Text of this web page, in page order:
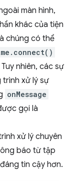
màn hình,
khác của tiện
chúng có thể
nhiên, các sự
trình xử lý sự
onMessage
gọi là
xử lý chuyên
báo từ tập
tin cậy hơn.